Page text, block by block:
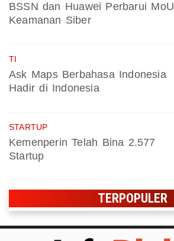
BSSN dan Huawei Perbarui MoU
Keamanan Siber
TI
Ask Maps Berbahasa Indonesia
Hadir di Indonesia
STARTUP
Kemenperin Telah Bina 2.577
Startup
TERPOPULER